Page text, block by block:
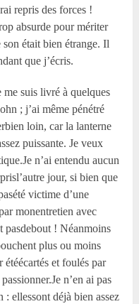
repris des forces !
absurde pour mériter
son était bien étrange. Il
que j’écris.
suis livré à quelques
; j’ai même pénétré
loin, car la lanterne
puissante. Je veux
n’ai entendu aucun
jour, si bien que
victime d’une
monentretien avec
pasdebout ! Néanmoins
plus ou moins
étéécartés et foulés par
n’en ai pas
ellessont déjà bien assez